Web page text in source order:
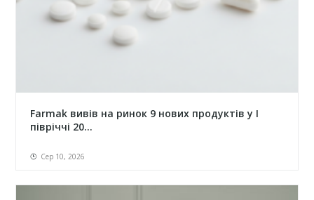
Farmak вивів на ринок 9 нових продуктів у І
півріччі 20...
Сер 10, 2026